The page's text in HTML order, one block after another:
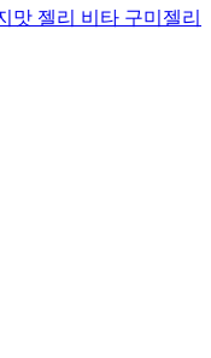
맛 젤리 비타 구미젤리